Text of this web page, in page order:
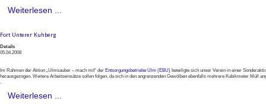
Weiterlesen ...
Fort Unterer Kuhberg
Details
05.04.2008
Im Rahmen der Aktion „Ulmsauber – mach mit“ der Entsorgungsbetriebe Ulm (EBU) beteiligte sich unser Verein in einer
herausgezogen. Weitere Arbeitseinsätze sollen folgen, da sich in den angrenzenden Gewölben ebenfalls mehrere Kubikmeter Müll
.
Weiterlesen ...